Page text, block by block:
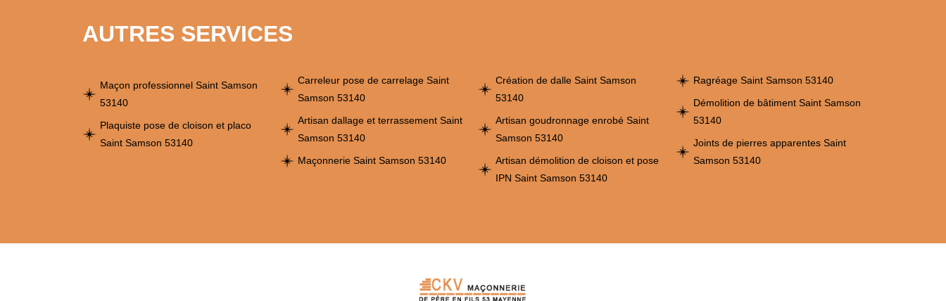
AUTRES SERVICES
Maçon professionnel Saint Samson
53140
Plaquiste pose de cloison et placo
Saint Samson 53140
Carreleur pose de carrelage Saint
Samson 53140
Artisan dallage et terrassement Saint
Samson 53140
Maçonnerie Saint Samson 53140
Création de dalle Saint Samson
53140
Artisan goudronnage enrobé Saint
Samson 53140
Artisan démolition de cloison et pose
IPN Saint Samson 53140
Ragréage Saint Samson 53140
Démolition de bâtiment Saint Samson
53140
Joints de pierres apparentes Saint
Samson 53140